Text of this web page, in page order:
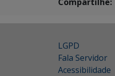
LGPD
Fala Servidor
Acessibilidade